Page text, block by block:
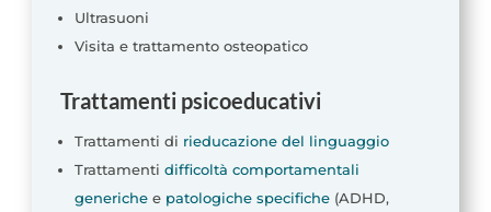
Ultrasuoni
Visita e trattamento osteopatico
Trattamenti psicoeducativi
Trattamenti di rieducazione del linguaggio
Trattamenti difficoltà comportamentali
generichee patologiche specifiche(ADHD,